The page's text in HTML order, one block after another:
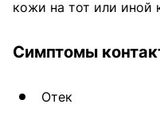
кожи на тот или иной
Симптомы
Отек